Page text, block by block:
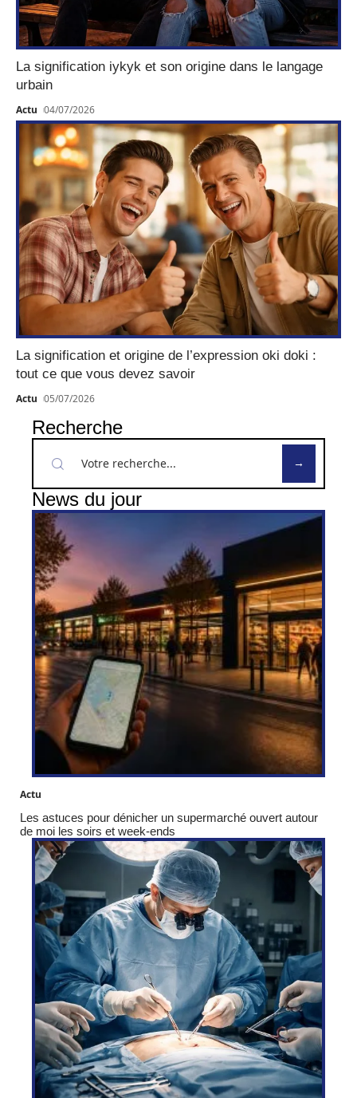
La signification iykyk et son origine dans le langage
urbain
Actu 04/07/2026
La signification et origine de l’expression oki doki :
tout ce que vous devez savoir
Actu 05/07/2026
Recherche
News du jour
Actu
Les astuces pour dénicher un supermarché ouvert autour
de moi les soirs et week-ends